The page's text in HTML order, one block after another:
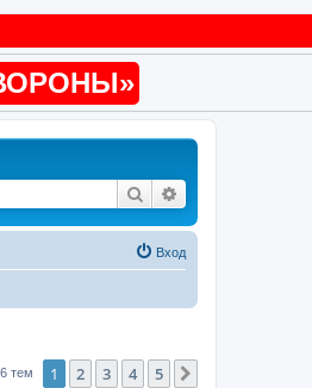
Поиск
Вход
тем 1 2 3 4 5